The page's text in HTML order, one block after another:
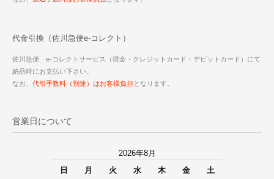
代金引換（佐川急便e-コレクト）
佐川急便 e-コレクトサービス（現金・クレジットカード・デビットカード）にて
納品時にお支払い下さい。
なお、 代引手数料（別途）はお客様負担 となります。
営業日について
2026年8月
日
月 火 水 木 金 土